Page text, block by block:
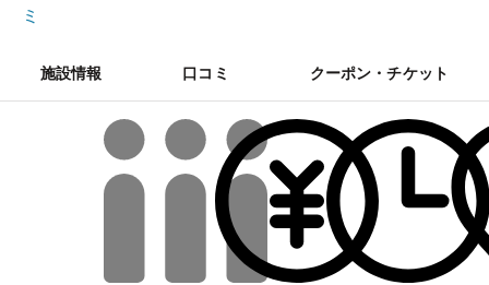
ミ
施設情報 口コミ クーポン・チケット